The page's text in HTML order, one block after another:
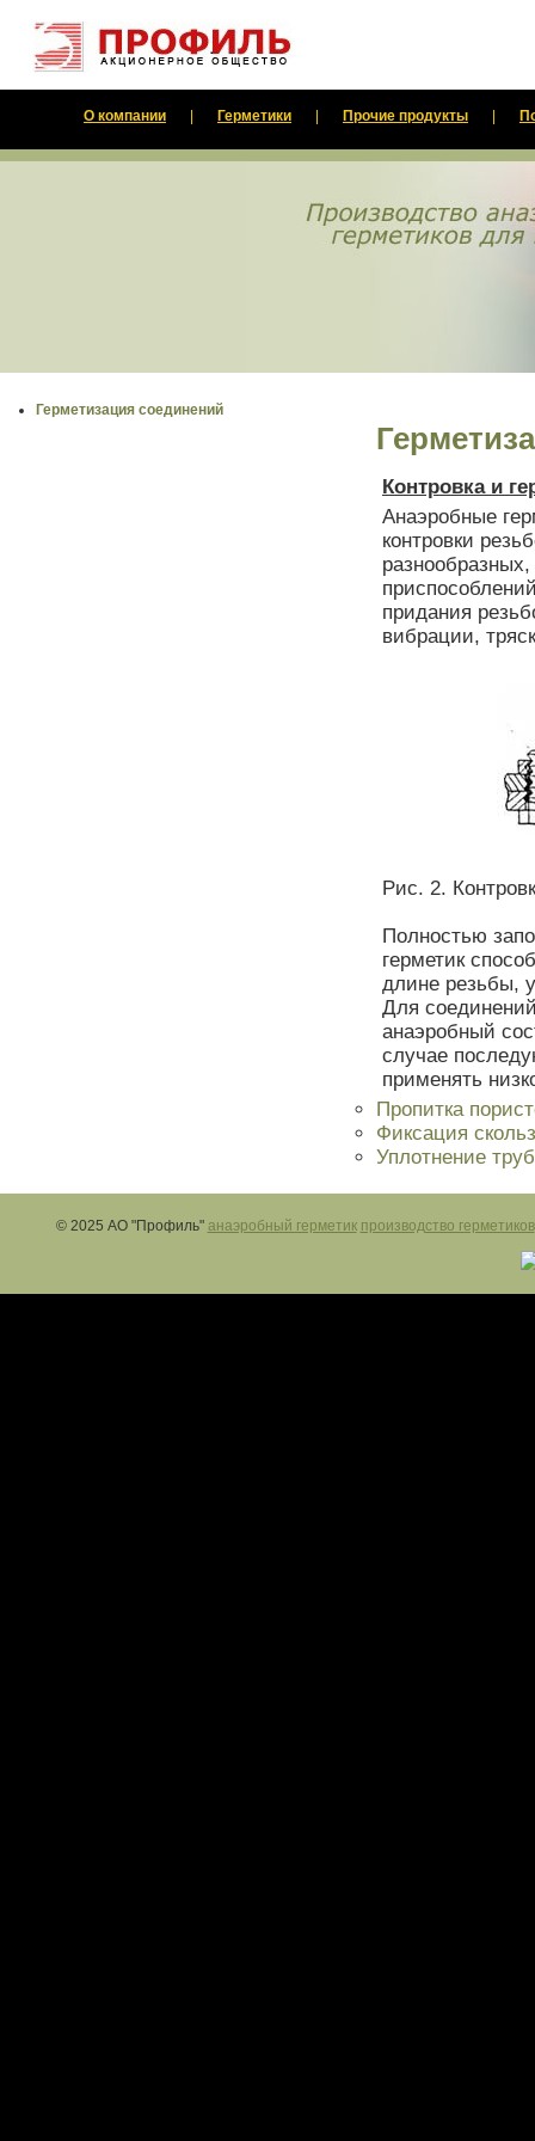
О компании Герметики Прочие продукты
Герметизация соединений
Контровка и
Анаэробные
контровки
придания
вибрации,
Рис. 2.
Полностью
герметик
длине резьбы,
Для
анаэробный
случае
применять
Пропитка
Фиксация
Уплотнение
© 2025 АО "Профиль" анаэробный герметик производство герметиков